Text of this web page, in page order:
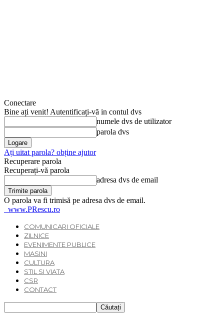
Conectare
Bine ați venit! Autentificați-vă in contul dvs
numele dvs de utilizator
parola dvs
Ați uitat parola? obține ajutor
Recuperare parola
Recuperați-vă parola
adresa dvs de email
O parola va fi trimisă pe adresa dvs de email.
www.PRescu.ro
COMUNICARI OFICIALE
ZILNICE
EVENIMENTE PUBLICE
MASINI
CULTURA
STIL SI VIATA
CSR
CONTACT